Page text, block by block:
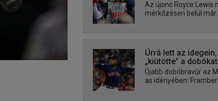
Az újonc Royce Lewis
mérkőzésen belül
Úrrá lett az idegein,
„kiütötte” a dobókat
Újabb dobóbravúr az
as idényében: